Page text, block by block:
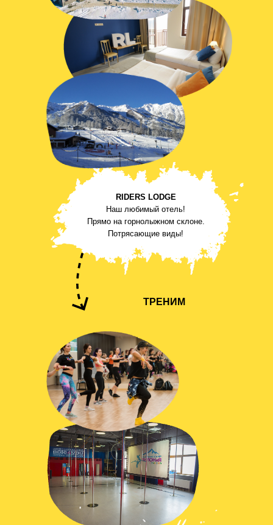
ТРЕНИМ
RIDERS LODGE
Наш любимый отель!
Прямо на горнолыжном склоне.
Потрясающие виды!